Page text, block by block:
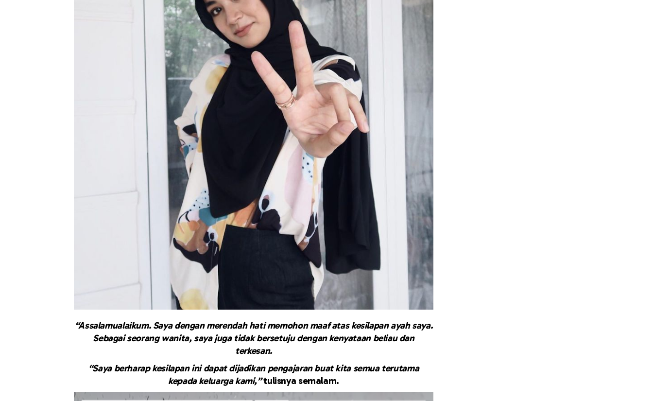
“Assalamualaikum. Saya dengan merendah hati memohon maaf atas kesilapan ayah saya.
Sebagai seorang wanita, saya juga tidak bersetuju dengan kenyataan beliau dan
terkesan.
“Saya berharap kesilapan ini dapat dijadikan pengajaran buat kita semua terutama
kepada keluarga kami,”tulisnya semalam.